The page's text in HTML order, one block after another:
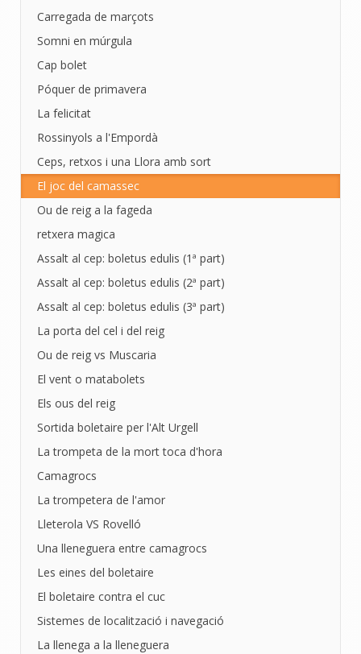
Carregada de marçots
Somni en múrgula
Cap bolet
Póquer de primavera
La felicitat
Rossinyols a l'Empordà
Ceps, retxos i una Llora amb sort
El joc del camassec
Ou de reig a la fageda
retxera magica
Assalt al cep: boletus edulis (1ª part)
Assalt al cep: boletus edulis (2ª part)
Assalt al cep: boletus edulis (3ª part)
La porta del cel i del reig
Ou de reig vs Muscaria
El vent o matabolets
Els ous del reig
Sortida boletaire per l'Alt Urgell
La trompeta de la mort toca d'hora
Camagrocs
La trompetera de l'amor
Lleterola VS Rovelló
Una lleneguera entre camagrocs
Les eines del boletaire
El boletaire contra el cuc
Sistemes de localització i navegació
La llenega a la lleneguera